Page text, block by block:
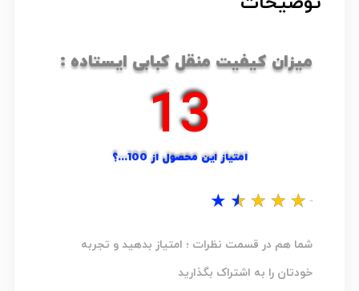
میزان کیفیت منقل کبابی ایستاده :
امتیاز این محصول از 100...؟
19
★
★
★
★
★
شما هم در قسمت نظرات ؛ امتیاز بدهید و تجربه
خودتان را به اشتراک بگذارید